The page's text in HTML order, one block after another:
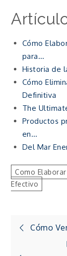
Cómo
para…
Historia de
Cómo
Definitiva
The
Productos
en…
Del Mar
Como Elaborar
Efectivo
Cómo